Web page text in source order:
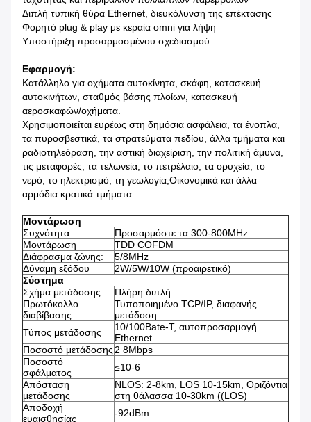
Διπλή τυπική θύρα Ethernet, διευκόλυνση της επέκτασης
Φορητό plug & play με κεραία omni για λήψη
Υποστήριξη προσαρμοσμένου σχεδιασμού
Εφαρμογή:
Κατάλληλο για οχήματα αυτοκίνητα, σκάφη, κατασκευή
αυτοκινήτων, σταθμός βάσης πλοίων, κατασκευή
αεροσκαφών/οχήματα.
Χρησιμοποιείται ευρέως στη δημόσια ασφάλεια, τα ένοπλα,
τα πυροσβεστικά, τα στρατεύματα πεδίου, άλλα τμήματα και
ραδιοτηλεόραση, την αστική διαχείριση, την πολιτική άμυνα,
τις μεταφορές, τα τελωνεία, το πετρέλαιο, τα ορυχεία, το
νερό, το ηλεκτρισμό, τη γεωλογία,Οικονομικά και άλλα
αρμόδια κρατικά τμήματα
Μοντάρωση
Συχνότητα
Προσαρμόστε τα 300-800MHz
Μοντάρωση
TDD COFDM
Διάφρασμα ζώνης:
5/8MHz
Δύναμη εξόδου
2W/5W/10W (προαιρετικό)
Σύστημα
Σχήμα μετάδοσης
Πλήρη διπλή
Πρωτόκολλο
διαβίβασης
Τυποποιημένο TCP/IP, διαφανής
μετάδοση
Τύπος μετάδοσης
10/100Bate-T, αυτοπροσαρμογή
Ethernet
Ποσοστό μετάδοσης2 8Mbps
Ποσοστό
σφάλματος
≤10-6
Απόσταση
μετάδοσης
NLOS: 2-8km, LOS 10-15km, Οριζόντια
στη θάλασσα 10-30km ((LOS)
Αποδοχή
ευαισθησίας
-92dBm